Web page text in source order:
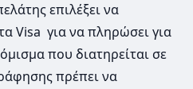
επιλέξει να
Visa για να πληρώσει για
που διατηρείται σε
πρέπει να